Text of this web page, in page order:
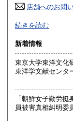
高知県
佐賀県
熊本県
宮崎県
沖縄県
店舗へのお問
朝鮮・中国の戦前
漢方・鍼灸書,易学
沿線名：JR/近鉄/地
最寄駅：鶴橋駅(
営業時間：PM1
月30日(火)～
日(月)より、通常
古本屋」他メール
定休日：定休日
続きを読む
新着情報
東京大学東洋文
東洋学文献センター叢刊 別輯
「朝鮮女子勤労挺身隊」労
員被害真相糾明委